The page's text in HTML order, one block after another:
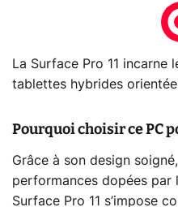
La Surface Pro 11 incarne
tablettes hybrides
Pourquoi choisir ce PC
Grâce à son design
performances dopées par
Surface Pro 11 s’impose